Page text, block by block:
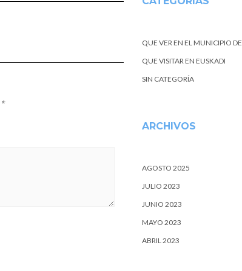
*
QUE VER EN EL MUNICIPIO DE
QUE VISITAR EN EUSKADI
SIN CATEGORÍA
ARCHIVOS
AGOSTO 2025
JULIO 2023
JUNIO 2023
MAYO 2023
ABRIL 2023